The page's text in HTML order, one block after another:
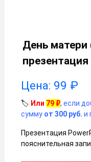
День матери
Цена: 99 ₽
🏷️ Или 79 ₽, если
сумму от 300 руб. и
Презентация
пояснительная